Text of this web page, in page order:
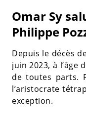
Omar Sy
Philippe
Depuis le décès
juin 2023, à l’âge
de toutes parts.
l’aristocrate
exception.